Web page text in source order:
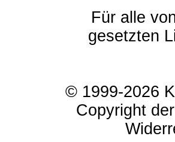
Für alle
gesetzten
© 1999-2026
Copyright